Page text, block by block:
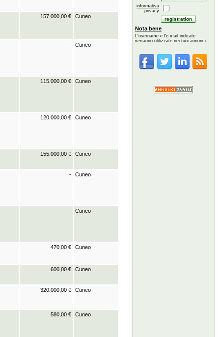
157.000,00 € Cuneo
- Cuneo
115.000,00 € Cuneo
120.000,00 € Cuneo
155.000,00 € Cuneo
- Cuneo
- Cuneo
470,00 € Cuneo
600,00 € Cuneo
320.000,00 € Cuneo
580,00 € Cuneo
informativa
privacy
Nota bene
L'username e l'e-mail indicate
verranno utilizzate nei tuoi annunci.